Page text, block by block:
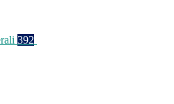
392